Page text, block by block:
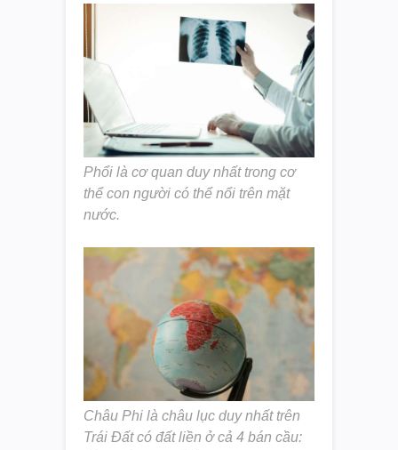
Phổi là cơ quan duy nhất trong cơ
thể con người có thể nổi trên mặt
nước.
Châu Phi là châu lục duy nhất trên
Trái Đất có đất liền ở cả 4 bán cầu: